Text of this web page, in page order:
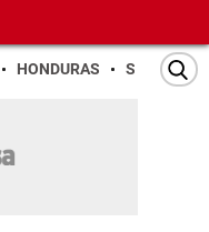
HONDURAS SAN PEDRO